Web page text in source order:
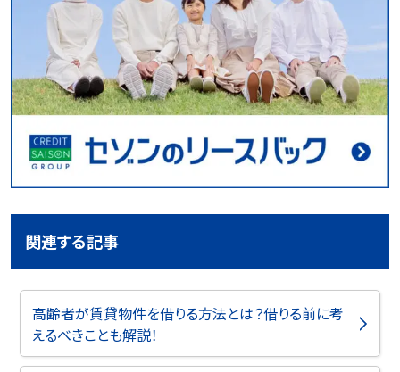
関連する記事
高齢者が賃貸物件を借りる方法とは？借りる前に考
えるべきことも解説！